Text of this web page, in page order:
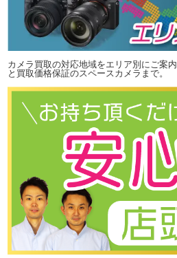
カメラ買取の対応地域をエリア別にご案
と買取価格保証のスペースカメラまで。